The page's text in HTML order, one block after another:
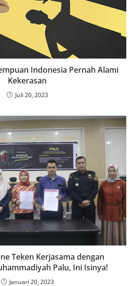
Indonesia Pernah Alami
Kekerasan
Juli 20, 2023
Teken Kerjasama dengan
Palu, Ini Isinya!
Januari 20, 2023